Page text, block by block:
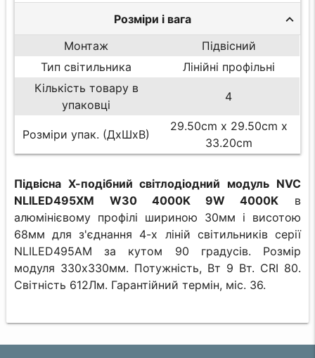
Розміри і вага
Монтаж
Підвісний
Тип світильника
Лінійні профільні
Кількість товару в
упаковці
4
Розміри упак. (ДхШхВ)
29.50cm x 29.50cm x
33.20cm
Підвісна Х-подібний світлодіодний модуль NVC
NLILED495XM W30 4000K 9W 4000K в
алюмінієвому профілі шириною 30мм і висотою
68мм для з'єднання 4-х ліній світильників серії
NLILED495AM за кутом 90 градусів. Розмір
модуля 330х330мм. Потужність, Вт 9 Вт. CRI 80.
Світність 612Лм. Гарантійний термін, міс. 36.